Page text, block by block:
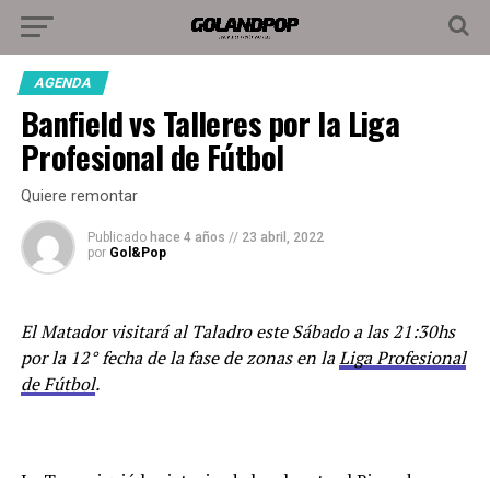
AGENDA
Banfield vs Talleres por la Liga
Profesional de Fútbol
Quiere remontar
Publicado hace 4 años // 23 abril, 2022
por Gol&Pop
El Matador visitará al Taladro este Sábado a las 21:30hs
por la 12° fecha de la fase de zonas en laLiga Profesional
de Fútbol.